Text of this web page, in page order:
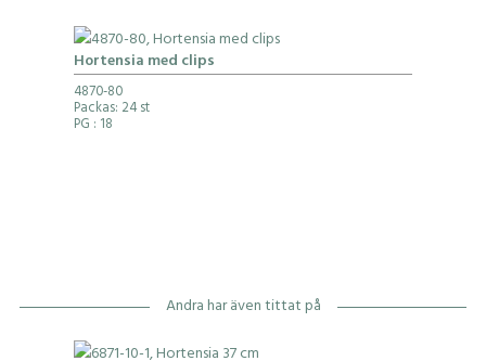
Hortensia med clips
4870-80
Packas: 24 st
PG : 18
Andra har även tittat på